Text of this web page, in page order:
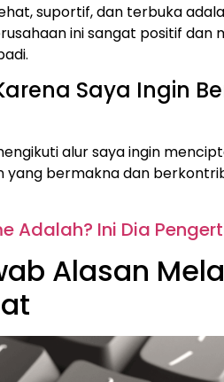
suportif, dan terbuka
ini sangat positif
Saya Ingin
alur saya ingin
yang bermakna dan
Adalah? Ini Dia
Alasan